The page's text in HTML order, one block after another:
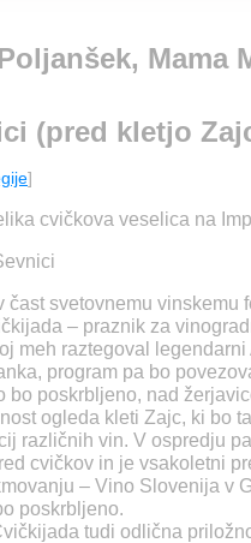
Mama
(pred kletjo
]
cvičkova veselica na
čast svetovnemu vinskemu
– praznik za
meh raztegoval
program pa bo
bo poskrbljeno, nad
ogleda kleti Zajc, ki bo
različnih vin. V ospredju
cvičkov in je vsakoletni
– Vino Slovenija v
poskrbljeno.
tudi odlična